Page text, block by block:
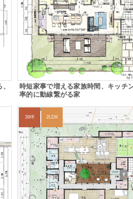
時短家事で増える家族時間、キッチ
率的に動線繋がる家
39坪 2LDK